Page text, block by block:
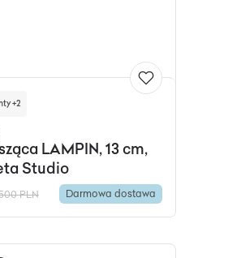
+2
LAMPIN, 13 cm,
Studio
PLN Darmowa dostawa